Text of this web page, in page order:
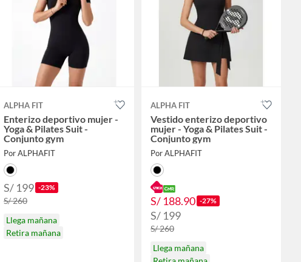
ALPHA FIT
Enterizo deportivo mujer -
Yoga & Pilates Suit -
Conjunto gym
Por ALPHAFIT
S/ 199 -23%
S/ 260
Llega mañana
Retira mañana
ALPHA FIT
Vestido enterizo deportivo
mujer - Yoga & Pilates Suit -
Conjunto gym
Por ALPHAFIT
S/ 188.90 -27%
S/ 199
S/ 260
Llega mañana